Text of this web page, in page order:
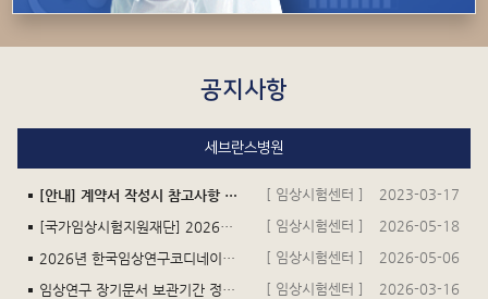
공지사항
세브란스병원
[안내] 계약서 작성시 참고사항 및 연구비 입금 관련 안내 (세금계산서요청문서 등 포함) [ 임상시험센터 ]
2023-03-17
[국가임상시험지원재단] 2026년 KoNECT-KAIRB 공동 심포지엄(6.18.) 초청의 건
[ 임상시험센터 ]
2026-05-18
2026년 한국임상연구코디네이터회 총회 및 춘계학술대회 안내
[ 임상시험센터 ]
2026-05-06
임상연구 장기문서 보관기간 정책 안내 건
[ 임상시험센터 ] 2026-03-16